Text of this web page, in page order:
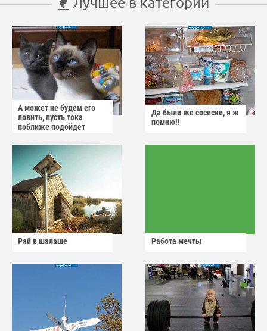
А может не будем его
ловить, пусть тока
поближе подойдет
Да были же сосиски, я ж
помню!!
Рай в шалаше Работа мечты